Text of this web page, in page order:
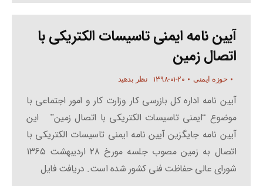
آیین نامه ایمنی تاسیسات الکتریکی با
اتصال زمین
حوزه ایمنی ۱۳۹۸-۰۱-۲۰ نظر بدهید
آیین نامه اداره کل بازرسی کار وزارت کار و امور اجتماعی با
موضوع “ایمنی تاسیسات الکتریکی با اتصال زمین” این
آیین نامه جایگزین آیین نامه ایمنی تاسیسات الکتریکی با
اتصال به زمین مصوب جلسه مورخ ۲۸ اردیبهشت ۱۳۶۵
شورای عالی حفاظت فنی کشور شده است. دریافت فایل